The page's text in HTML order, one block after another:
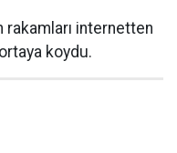
rakamları internetten
koydu.